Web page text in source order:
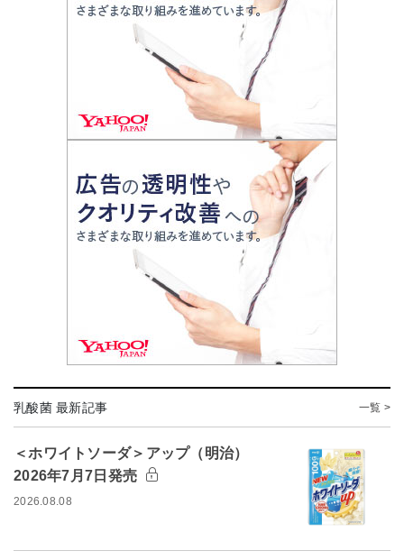
乳酸菌 最新記事 一覧 >
＜ホワイトソーダ＞アップ（明治）
2026年7月7日発売
2026.08.08